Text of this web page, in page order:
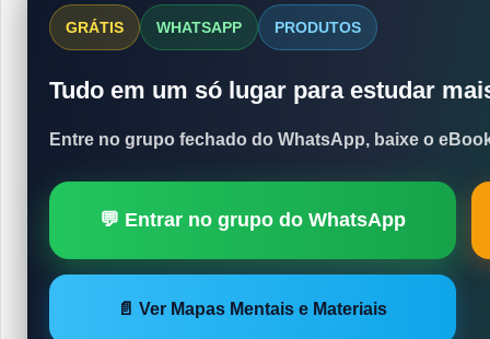
GRÁTIS WHATSAPP PRODUTOS
Tudo em um só lugar para estudar
Entre no grupo fechado do WhatsApp, baixe o
💬 Entrar no grupo do WhatsApp
📄 Ver Mapas Mentais e Materiais